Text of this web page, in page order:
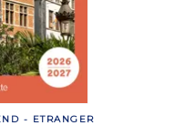
- ETRANGER